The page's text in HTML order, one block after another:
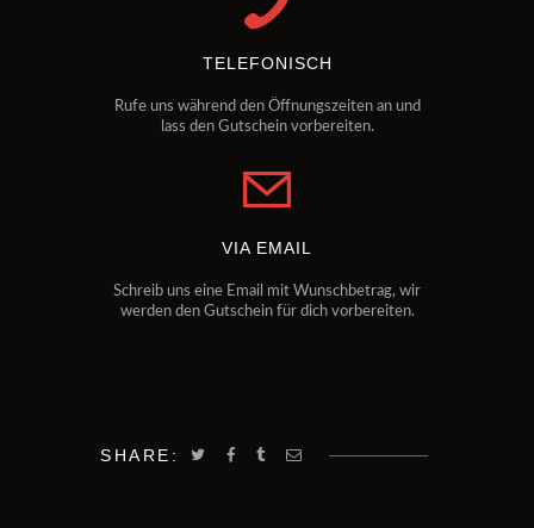
TELEFONISCH
Rufe uns während den Öffnungszeiten an und
lass den Gutschein vorbereiten.
VIA EMAIL
Schreib uns eine Email mit Wunschbetrag, wir
werden den Gutschein für dich vorbereiten.
SHARE: